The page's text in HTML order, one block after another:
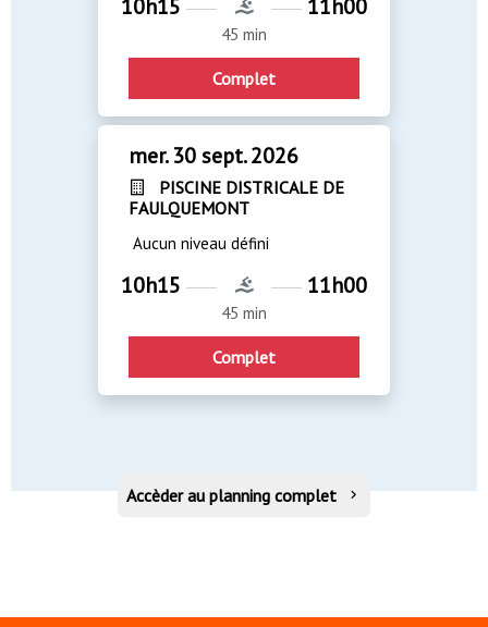
10h15 11h00
45 min
Complet
mer. 30 sept. 2026
PISCINE DISTRICALE DE
FAULQUEMONT
Aucun niveau défini
10h15 11h00
45 min
Complet
Accèder au planning complet